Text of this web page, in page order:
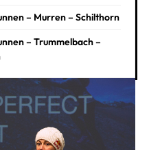
– Murren – Schilthorn
– Trummelbach –